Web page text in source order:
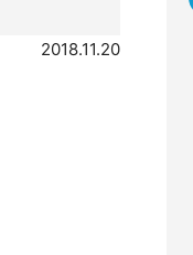
2018.11.20